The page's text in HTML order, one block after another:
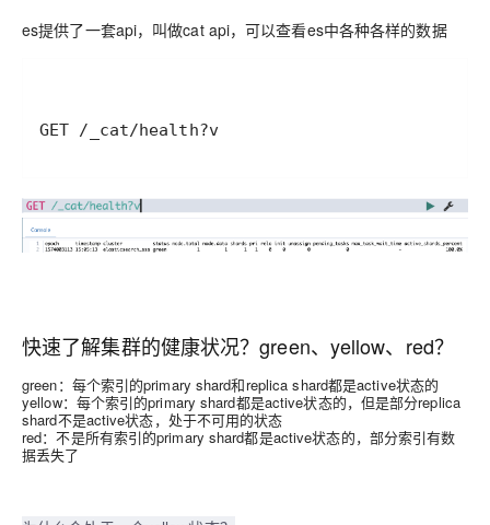
es提供了一套api，叫做cat api，可以查看es中各种各样的数据
GET /_cat/health?v
快速了解集群的健康状况？green、yellow、red？
green：每个索引的primary shard和replica shard都是active状态的
yellow：每个索引的primary shard都是active状态的，但是部分replica
shard不是active状态，处于不可用的状态
red：不是所有索引的primary shard都是active状态的，部分索引有数
据丢失了